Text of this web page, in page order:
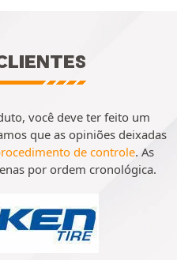
você deve ter feito um
que as opiniões deixadas
de controle. As
por ordem cronológica.